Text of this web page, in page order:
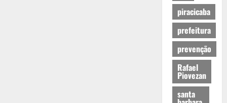
piracicaba
prefeitura
prevenção
Rafael
Piovezan
santa